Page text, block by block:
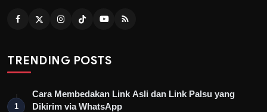
TRENDING POSTS
1
Cara Membedakan Link Asli dan Link Palsu yang
Dikirim via WhatsApp